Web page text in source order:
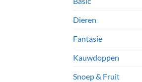
Dieren
Fantasie
Kauwdoppen
Snoep & Fruit